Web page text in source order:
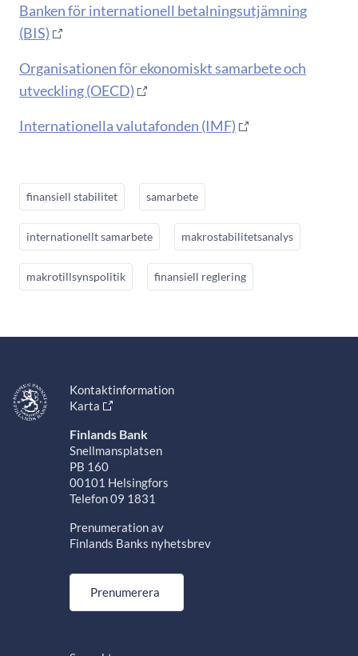
Banken för internationell betalningsutjämning
(BIS)
Organisationen för ekonomiskt samarbete och
utveckling (OECD)
Internationella valutafonden (IMF)
finansiell stabilitet samarbete
internationellt samarbete makrostabilitetsanalys
makrotillsynspolitik finansiell reglering
Kontaktinformation
Karta
Finlands Bank
Snellmansplatsen
PB 160
00101 Helsingfors
Telefon 09 1831
Prenumeration av
Finlands Banks nyhetsbrev
Prenumerera